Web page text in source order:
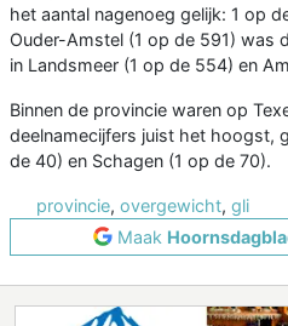
het aantal nagenoeg gelijk: 1 op
Ouder-Amstel (1 op de 591) was
in Landsmeer (1 op de 554) en
Binnen de provincie waren op
deelnamecijfers juist het hoogst,
de 40) en Schagen (1 op de 70).
provincie, overgewicht, gli
Maak